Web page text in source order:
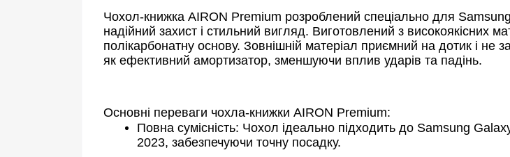
Чохол-книжка AIRON Premium розроблений спеціально для
надійний захист і стильний вигляд. Виготовлений з високоякісних
полікарбонатну основу. Зовнішній матеріал приємний на дотик і не
як ефективний амортизатор, зменшуючи вплив ударів та падінь.
Основні переваги чохла-книжки AIRON Premium:
Повна сумісність: Чохол ідеально підходить до Samsung
2023, забезпечуючи точну посадку.